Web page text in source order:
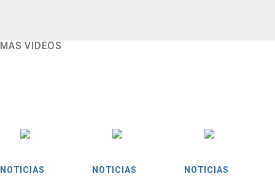
MÁS VIDEOS
NOTICIAS NOTICIAS NOTICIAS